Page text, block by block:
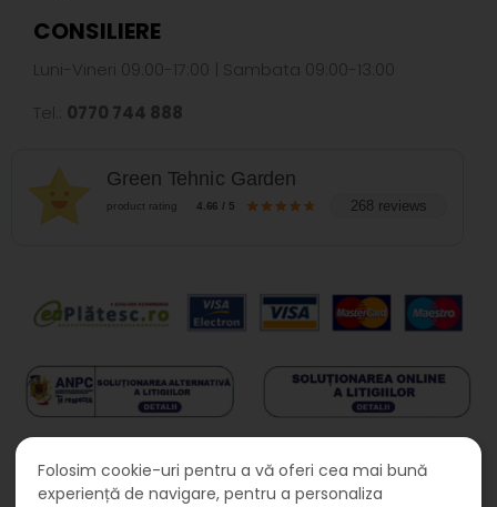
CONSILIERE
Luni-Vineri 09:00-17:00 | Sambata 09:00-13:00
Tel.: 0770 744 888
Green Tehnic Garden
product rating 4.66 / 5 268 reviews
Folosim cookie-uri pentru a vă oferi cea mai bună
experiență de navigare, pentru a personaliza